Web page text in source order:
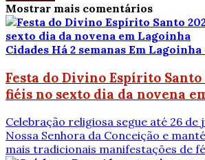
Mostrar mais comentários
Cidades Há 2 semanas Em Lagoinha
Festa do Divino Espírito Santo
fiéis no sexto dia da novena
Celebração religiosa segue até 26 de
Nossa Senhora da Conceição e
mais tradicionais manifestações de